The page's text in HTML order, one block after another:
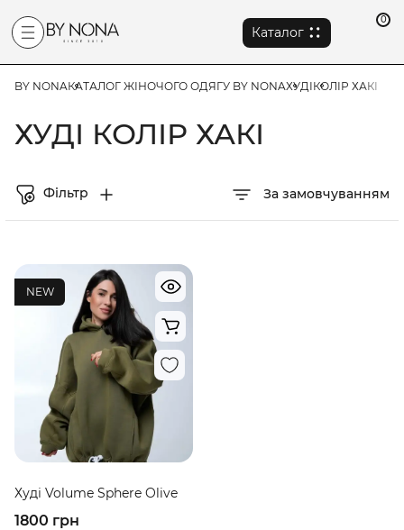
Каталог
0
BY NONAКАТАЛОГ ЖІНОЧОГО ОДЯГУ BY NONAХУДІКОЛІР ХАКІ
ХУДІ КОЛІР ХАКІ
Фільтр За замовчуванням
NEW
Худі Volume Sphere Olive
1800 грн